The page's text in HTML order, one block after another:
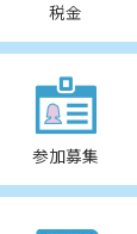
税金
参加募集